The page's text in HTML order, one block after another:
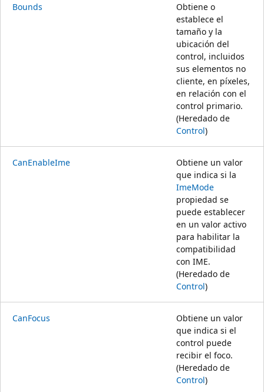
Bounds
Obtiene o
establece el
tamaño y la
ubicación del
control, incluidos
sus elementos no
cliente, en píxeles,
en relación con el
control primario.
(Heredado de
Control)
CanEnableIme
Obtiene un valor
que indica si la
ImeMode
propiedad se
puede establecer
en un valor activo
para habilitar la
compatibilidad
con IME.
(Heredado de
Control)
CanFocus
Obtiene un valor
que indica si el
control puede
recibir el foco.
(Heredado de
Control)